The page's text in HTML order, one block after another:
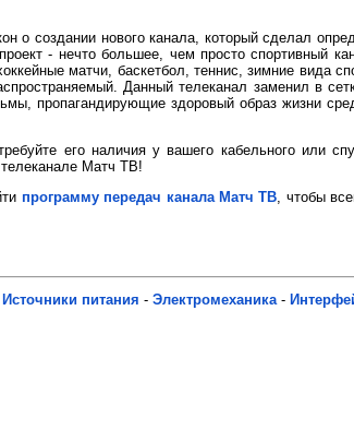
о создании нового канала, который сделал
- нечто большее, чем просто спортивный
матчи, баскетбол, теннис, зимние вида
Данный телеканал заменил в
пропагандирующие здоровый образ жизни
его наличия у вашего кабельного или
Матч ТВ!
программу передач канала Матч ТВ, чтобы
Источники питания - Электромеханика-